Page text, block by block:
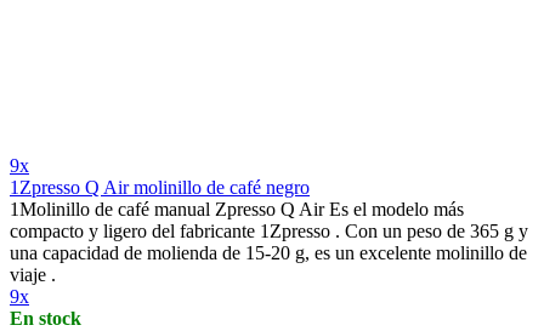
9x
1Zpresso Q Air molinillo de café negro
1Molinillo de café manual Zpresso Q Air Es el modelo más
compacto y ligero del fabricante 1Zpresso . Con un peso de 365 g y
una capacidad de molienda de 15-20 g, es un excelente molinillo de
viaje .
9x
En stock